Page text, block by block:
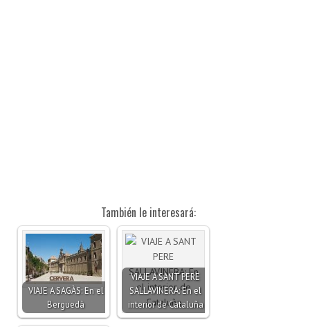
También le interesará:
VIAJE A SAGÀS: En el
Berguedà
VIAJE A SANT PERE
SALLAVINERA: En el
interior de Cataluña